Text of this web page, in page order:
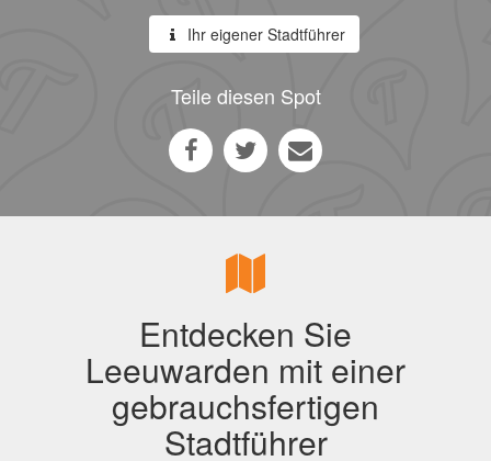
Ihr eigener Stadtführer
Teile diesen Spot
Entdecken Sie
Leeuwarden mit einer
gebrauchsfertigen
Stadtführer